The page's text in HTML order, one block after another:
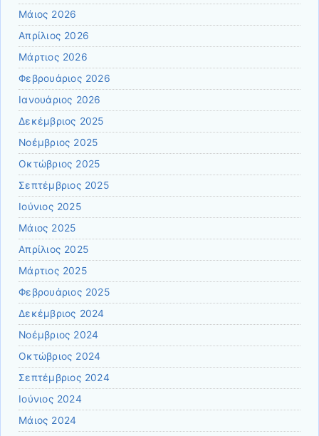
Μάιος 2026
Απρίλιος 2026
Μάρτιος 2026
Φεβρουάριος 2026
Ιανουάριος 2026
Δεκέμβριος 2025
Νοέμβριος 2025
Οκτώβριος 2025
Σεπτέμβριος 2025
Ιούνιος 2025
Μάιος 2025
Απρίλιος 2025
Μάρτιος 2025
Φεβρουάριος 2025
Δεκέμβριος 2024
Νοέμβριος 2024
Οκτώβριος 2024
Σεπτέμβριος 2024
Ιούνιος 2024
Μάιος 2024